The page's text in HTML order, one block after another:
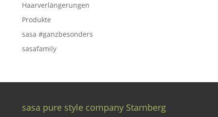
Haarverlängerungen
Produkte
sasa #ganzbesonders
sasafamily
sasa pure style company Starnberg